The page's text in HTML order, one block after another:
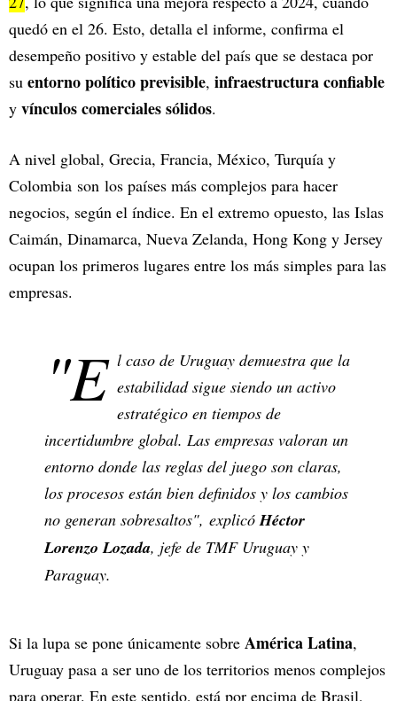
quedó en el 26. Esto, detalla el informe, confirma el
desempeño positivo y estable del país que se destaca por
su entorno político previsible, infraestructura confiable
y vínculos comerciales sólidos.
A nivel global, Grecia, Francia, México, Turquía y
Colombia son los países más complejos para hacer
negocios, según el índice. En el extremo opuesto, las Islas
Caimán, Dinamarca, Nueva Zelanda, Hong Kong y Jersey
ocupan los primeros lugares entre los más simples para las
empresas.
"E l caso de Uruguay demuestra que la
estabilidad sigue siendo un activo
estratégico en tiempos de
incertidumbre global. Las empresas valoran un
entorno donde las reglas del juego son claras,
los procesos están bien definidos y los cambios
no generan sobresaltos", explicóHéctor
Lorenzo Lozada, jefe de TMF Uruguay y
Paraguay.
Si la lupa se pone únicamente sobre América Latina,
Uruguay pasa a ser uno de los territorios menos complejos
para operar. En este sentido, está por encima de Brasil,